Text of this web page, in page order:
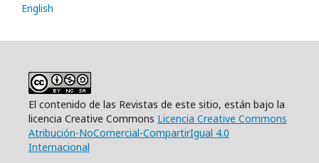
English
El contenido de las Revistas de este sitio, están bajo la
licencia Creative Commons Licencia Creative Commons
Atribución-NoComercial-CompartirIgual 4.0
Internacional